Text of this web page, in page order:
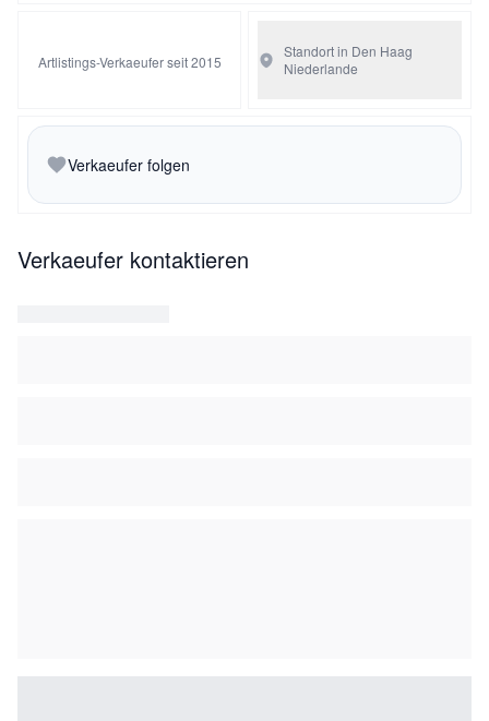
Artlistings-Verkaeufer seit 2015
Standort in Den Haag
Niederlande
Verkaeufer folgen
Verkaeufer kontaktieren